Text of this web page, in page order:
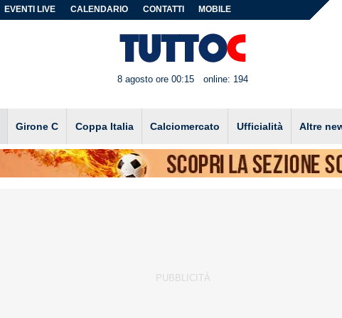
EVENTI LIVE CALENDARIO CONTATTI MOBILE
8 agosto ore 00:15 online: 194
Girone C Coppa Italia Calciomercato Ufficialità Altre